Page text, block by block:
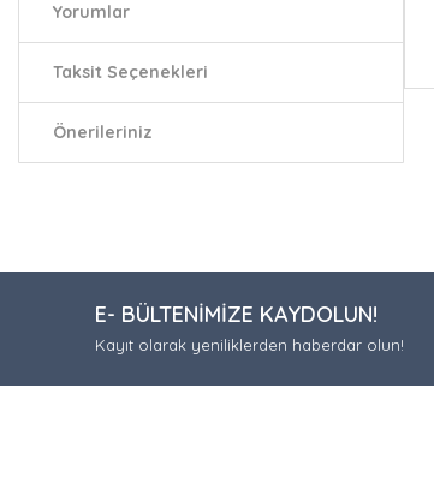
Yorumlar
Taksit Seçenekleri
Önerileriniz
E- BÜLTENİMİZE KAYDOLUN!
Kayıt olarak yeniliklerden haberdar olun!